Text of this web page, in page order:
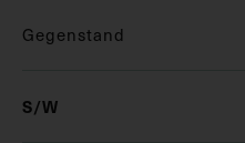
Gegenstand
S/W